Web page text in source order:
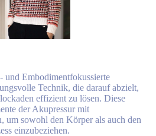
und Embodimentfokussierte
Technik, die darauf abzielt,
effizient zu lösen. Diese
der Akupressur mit
um sowohl den Körper als auch den
einzubeziehen.